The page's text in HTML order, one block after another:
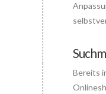
Bereits